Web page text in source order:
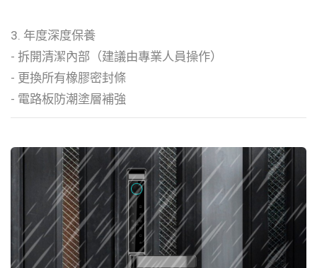
3. 年度深度保養
- 拆開清潔內部（建議由專業人員操作）
- 更換所有橡膠密封條
- 電路板防潮塗層補強